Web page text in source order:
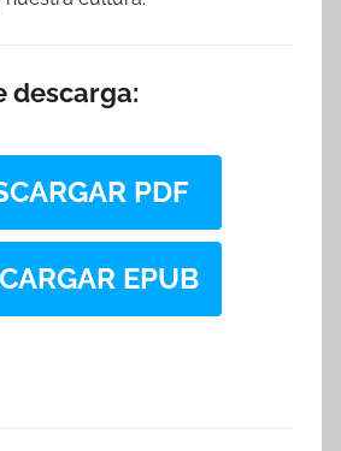
descarga:
PDF
EPUB